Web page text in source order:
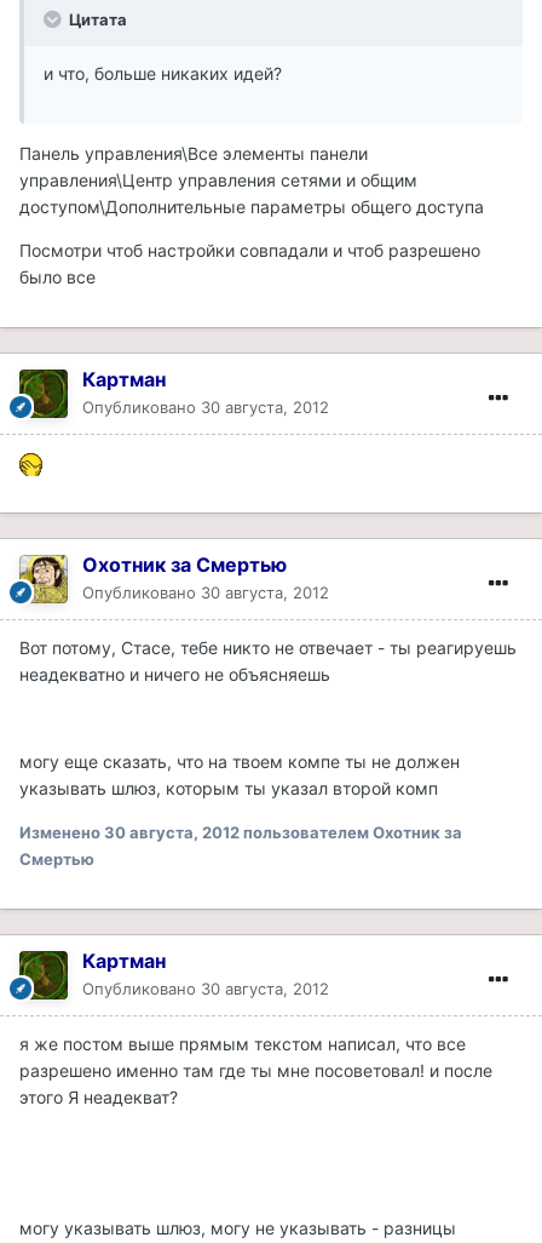
Цитата
и что, больше никаких идей?
Панель управления\Все элементы панели
управления\Центр управления сетями и общим
доступом\Дополнительные параметры общего доступа
Посмотри чтоб настройки совпадали и чтоб разрешено
было все
Картман
Опубликовано 30 августа, 2012
Охотник за Смертью
Опубликовано 30 августа, 2012
Вот потому, Стасе, тебе никто не отвечает - ты реагируешь
неадекватно и ничего не объясняешь
могу еще сказать, что на твоем компе ты не должен
указывать шлюз, которым ты указал второй комп
Изменено30 августа, 2012пользователем Охотник за
Смертью
Картман
Опубликовано 30 августа, 2012
я же постом выше прямым текстом написал, что все
разрешено именно там где ты мне посоветовал! и после
этого Я неадекват?
могу указывать шлюз, могу не указывать - разницы